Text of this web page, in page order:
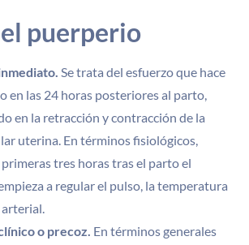
puerperio
Se trata del esfuerzo que hace
en las 24 horas posteriores al parto,
en la retracción y contracción de la
uterina. En términos fisiológicos,
primeras tres horas tras el parto el
a regular el pulso, la temperatura
o precoz. En términos generales